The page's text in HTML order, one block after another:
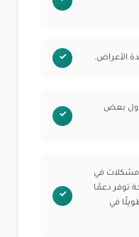
الأعراض.
بعض
مشكلات في
توفر دعمًا
في